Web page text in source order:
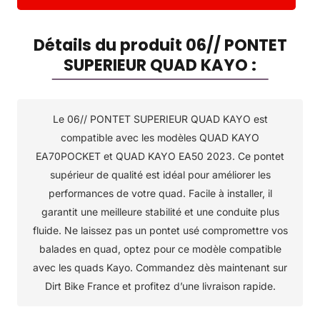
Détails du produit 06// PONTET
SUPERIEUR QUAD KAYO :
Le 06// PONTET SUPERIEUR QUAD KAYO est
compatible avec les modèles QUAD KAYO
EA70POCKET et QUAD KAYO EA50 2023. Ce pontet
supérieur de qualité est idéal pour améliorer les
performances de votre quad. Facile à installer, il
garantit une meilleure stabilité et une conduite plus
fluide. Ne laissez pas un pontet usé compromettre vos
balades en quad, optez pour ce modèle compatible
avec les quads Kayo. Commandez dès maintenant sur
Dirt Bike France et profitez d’une livraison rapide.